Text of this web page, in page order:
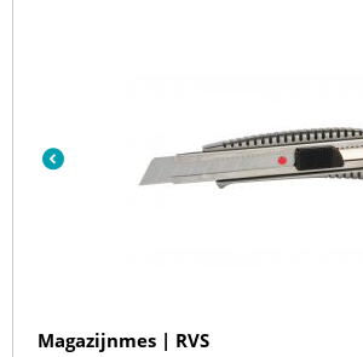
Magazijnmes | RVS